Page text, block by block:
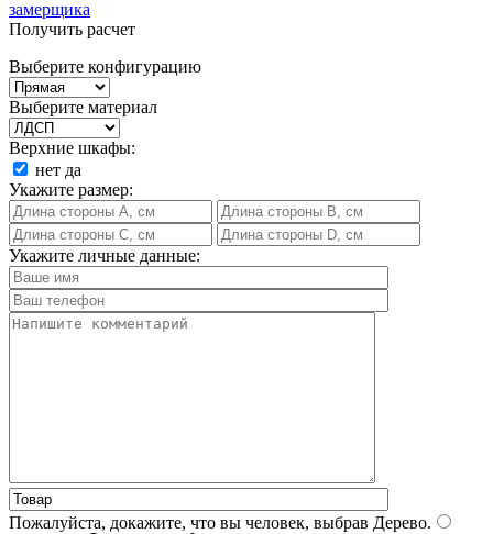
замерщика
Получить расчет
Выберите конфигурацию
Выберите материал
Верхние шкафы:
нет да
Укажите размер:
Укажите личные данные:
Пожалуйста, докажите, что вы человек, выбрав Дерево.